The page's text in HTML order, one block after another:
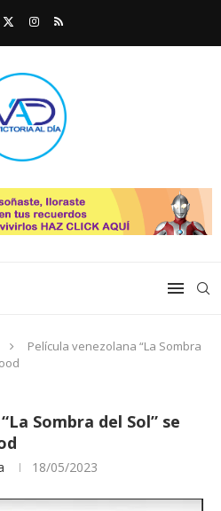
Película venezolana “La Sombra
Sombra del Sol” se
18/05/2023